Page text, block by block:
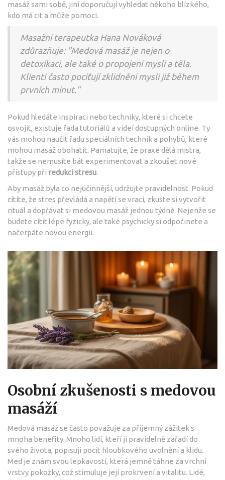
masáž sami sobě, jiní doporučují vyhledat někoho blízkého,
kdo má cit a může pomoci.
Masažní terapeutka Hana Nováková
zdůrazňuje: "Medová masáž je nejen o
detoxikaci, ale také o propojení mysli a těla.
Klienti často pociťují zklidnění mysli již během
prvních minut."
Pokud hledáte inspiraci nebo techniky, které si chcete
osvojit, existuje řada tutoriálů a videí dostupných online. Ty
vás mohou naučit řadu speciálních technik a pohybů, které
mohou masáž obohatit. Pamatujte, že praxe dělá mistra,
takže se nemusíte bát experimentovat a zkoušet nové
přístupy při redukci stresu.
Aby masáž byla co nejúčinnější, udržujte pravidelnost. Pokud
cítíte, že stres převládá a napětí se vrací, zkuste si vytvořit
rituál a dopřávat si medovou masáž jednou týdně. Nejenže se
budete cítit lépe fyzicky, ale také psychicky si odpočinete a
načerpáte novou energii.
Osobní zkušenosti s medovou
masáží
Medová masáž se často považuje za příjemný zážitek s
mnoha benefity. Mnoho lidí, kteří ji pravidelně zařadí do
svého života, popisují pocit hloubkového uvolnění a klidu.
Med je znám svou lepkavostí, která jemně táhne za vrchní
vrstvy pokožky, což stimuluje její prokrvení a vitalitu. Lidé,